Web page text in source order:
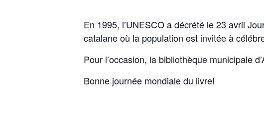
En 1995, l’UNESCO a décrété le 23 avril
catalane où la population est invitée à
Pour l’occasion, la bibliothèque municipale
Bonne journée mondiale du livre!